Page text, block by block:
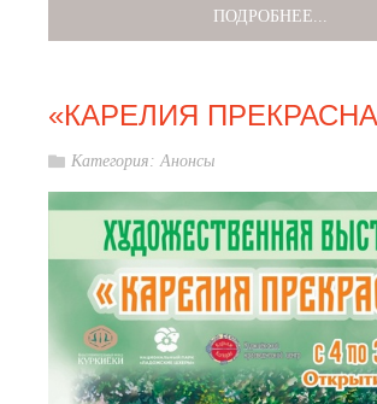
ПОДРОБНЕЕ...
«КАРЕЛИЯ
Категория: Анонсы